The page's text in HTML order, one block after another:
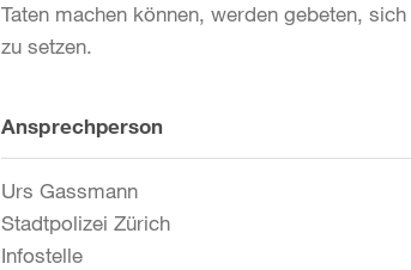
Taten machen können, werden gebeten,
zu setzen.
Weitere
Informationen
Ansprechperson
Urs Gassmann
Stadtpolizei Zürich
Infostelle